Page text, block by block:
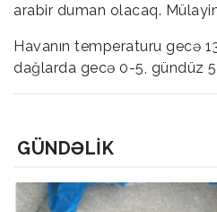
arabir duman olacaq.
Havanın temperaturu gecə
dağlarda gecə 0-5, gündüz
GÜNDƏLIK